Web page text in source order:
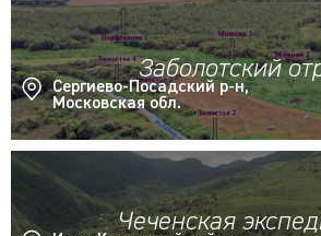
Заболотский
Сергиево-Посадский р-н,
Московская обл.
Чеченская